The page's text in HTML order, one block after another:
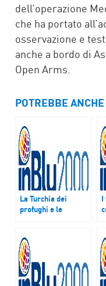
dell’operazione
che ha portato
osservazione e
anche a bordo di
Open Arms.
POTREBBE
La Turchia dei
profughi e le
Gerusalemme
I